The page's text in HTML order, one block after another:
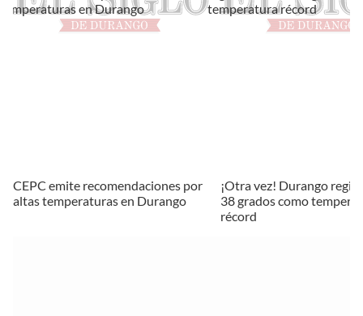
CEPC emite recomendaciones por
altas temperaturas en Durango
¡Otra vez! Durango
38 grados como
récord